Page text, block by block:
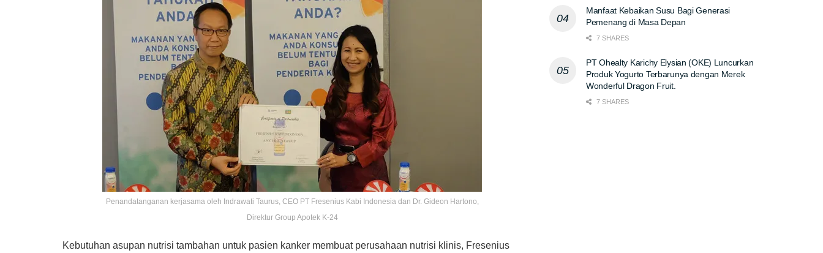
Penandatanganan kerjasama oleh Indrawati Taurus, CEO PT Fresenius Kabi Indonesia dan Dr. Gideon Hartono,
Direktur Group Apotek K-24
Kebutuhan asupan nutrisi tambahan untuk pasien kanker membuat perusahaan nutrisi klinis, Fresenius
Manfaat Kebaikan Susu Bagi Generasi
Pemenang di Masa Depan
7 SHARES
PT Ohealty Karichy Elysian (OKE) Luncurkan
Produk Yogurto Terbarunya dengan Merek
Wonderful Dragon Fruit.
7 SHARES